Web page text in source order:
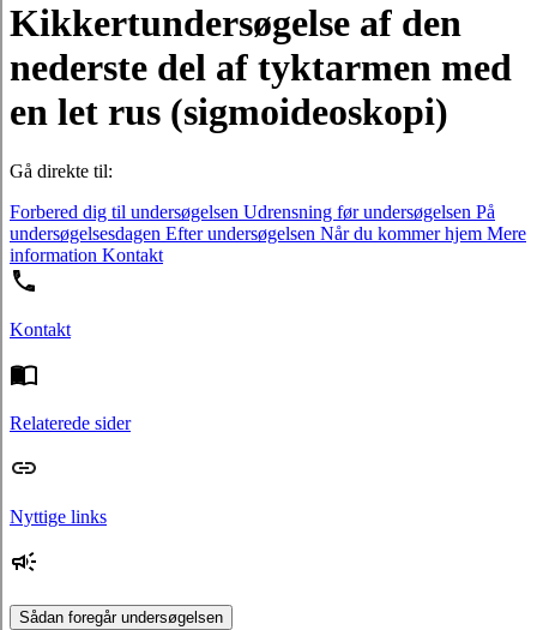
Kikkertundersøgelse af den
nederste del af tyktarmen med
en let rus (sigmoideoskopi)
Gå direkte til:
Forbered dig til undersøgelsen Udrensning før undersøgelsen På
undersøgelsesdagen Efter undersøgelsen Når du kommer hjem Mere
information Kontakt
Kontakt
Relaterede sider
Nyttige links
Sådan foregår undersøgelsen